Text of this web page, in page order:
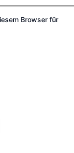
Browser für